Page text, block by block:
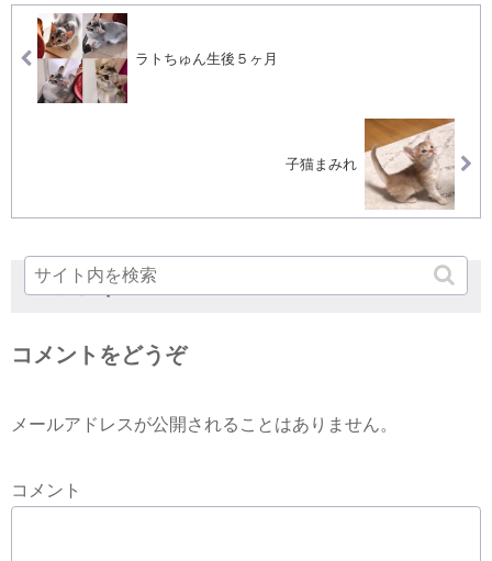
ラトちゅん生後５ヶ月
子猫まみれ
コメント
コメントをどうぞ
メールアドレスが公開されることはありません。
コメント